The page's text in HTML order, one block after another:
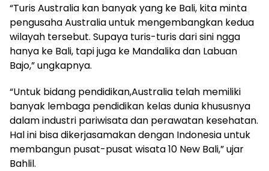
“Turis Australia kan banyak yang ke Bali, kita minta
pengusaha Australia untuk mengembangkan kedua
wilayah tersebut. Supaya turis-turis dari sini ngga
hanya ke Bali, tapi juga ke Mandalika dan Labuan
Bajo,” ungkapnya.
“Untuk bidang pendidikan,Australia telah memiliki
banyak lembaga pendidikan kelas dunia khususnya
dalam industri pariwisata dan perawatan kesehatan.
Hal ini bisa dikerjasamakan dengan Indonesia untuk
membangun pusat-pusat wisata 10 New Bali,” ujar
Bahlil.